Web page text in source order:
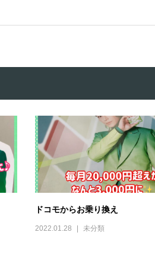
ドコモからお乗り換え
2022.01.28 未分類